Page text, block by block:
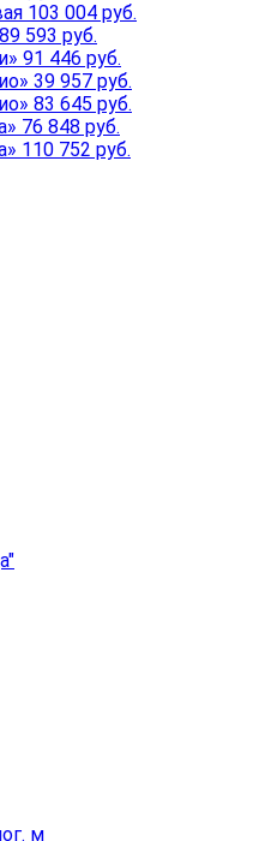
103 004 руб.
593 руб.
91 446 руб.
39 957 руб.
83 645 руб.
76 848 руб.
110 752 руб.
м